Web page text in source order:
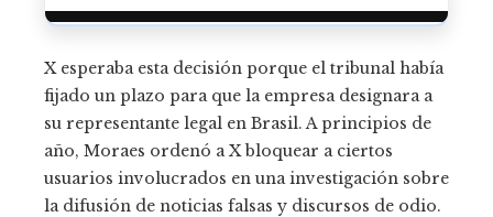
X esperaba esta decisión porque el tribunal había
fijado un plazo para que la empresa designara a
su representante legal en Brasil. A principios de
año, Moraes ordenó a X bloquear a ciertos
usuarios involucrados en una investigación sobre
la difusión de noticias falsas y discursos de odio.